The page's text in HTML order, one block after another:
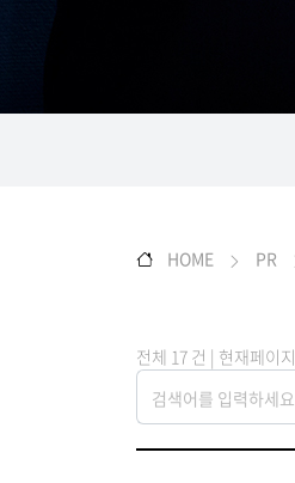
HOME PR
전체 17 건 | 현재페이지